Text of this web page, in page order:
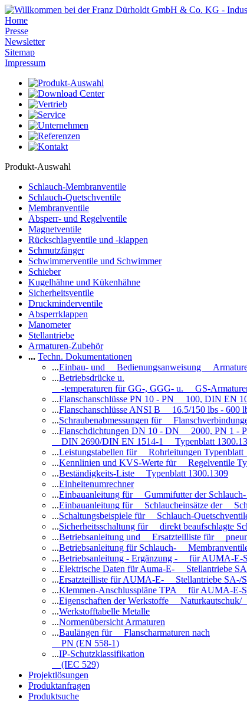
Home
Presse
Newsletter
Sitemap
Impressum
Produkt-Auswahl
Schlauch-Membranventile
Schlauch-Quetschventile
Membranventile
Absperr- und Regelventile
Magnetventile
Rückschlagventile und -klappen
Schmutzfänger
Schwimmerventile und Schwimmer
Schieber
Kugelhähne und Kükenhähne
Sicherheitsventile
Druckminderventile
Absperrklappen
Manometer
Stellantriebe
Armaturen-Zubehör
... Techn. Dokumentationen
...Einbau- und Bedienungsanweisung
...Betriebsdrücke u.
-temperaturen für GG-, GGG- u. GS-
...Flanschanschlüsse PN 10 - PN 100, DIN EN
...Flanschanschlüsse ANSI B 16.5/150 lbs - 600
...Schraubenabmessungen für
...Flanschdichtungen DN 10 - DN 2000, PN 1 -
DIN 2690/DIN EN 1514-1 Typenblatt
...Leistungstabellen für Rohrleitungen
...Kennlinien und KVS-Werte für Regelventile
...Beständigkeits-Liste Typenblatt 1300.1309
...Einheitenumrechner
...Einbauanleitung für Gummifutter der
...Einbauanleitung für Schlaucheinsätze der
...Schaltungsbeispiele für Schlauch-
...Sicherheitsschaltung für direkt beaufschlagte
...Betriebsanleitung und Ersatzteilliste für
...Betriebsanleitung für Schlauch-
...Betriebsanleitung - Ergänzung - für AUMA-
...Elektrische Daten für Auma-E- Stellantriebe
...Ersatzteilliste für AUMA-E- Stellantriebe SA-/
...Klemmen-Anschlusspläne TPA für AUMA-
...Eigenschaften der Werkstoffe
...Werkstofftabelle Metalle
...Normenübersicht Armaturen
...Baulängen für Flanscharmaturen nach
PN (EN 558-1)
...IP-Schutzklassifikation
(IEC 529)
Projektlösungen
Produktanfragen
Produktsuche